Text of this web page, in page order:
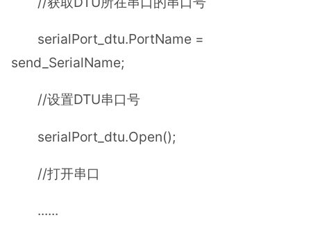
serialPort_dtu.PortName =
send_SerialName;
//设置DTU串口号
serialPort_dtu.Open();
//打开串口
......